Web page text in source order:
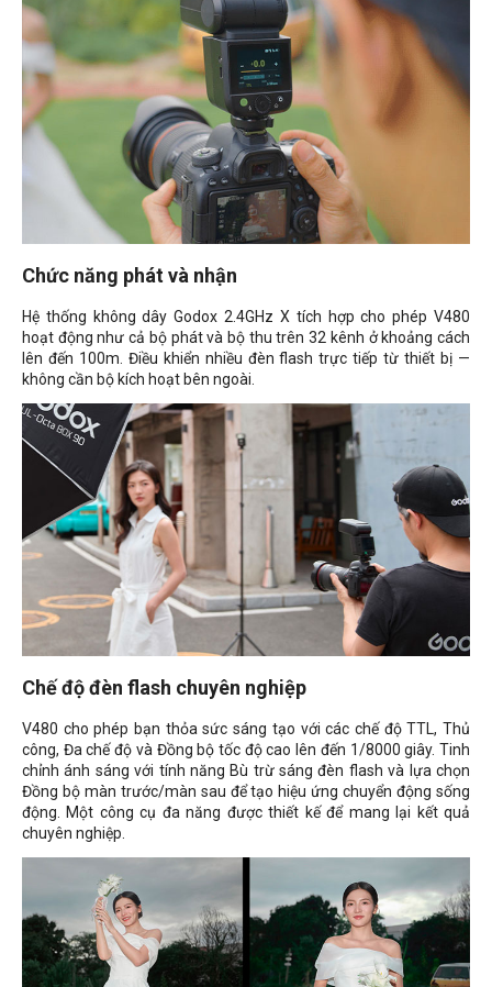
Chức năng phát và nhận
Hệ thống không dây Godox 2.4GHz X tích hợp cho phép V480
hoạt động như cả bộ phát và bộ thu trên 32 kênh ở khoảng cách
lên đến 100m. Điều khiển nhiều đèn flash trực tiếp từ thiết bị —
không cần bộ kích hoạt bên ngoài.
Chế độ đèn flash chuyên nghiệp
V480 cho phép bạn thỏa sức sáng tạo với các chế độ TTL, Thủ
công, Đa chế độ và Đồng bộ tốc độ cao lên đến 1/8000 giây. Tinh
chỉnh ánh sáng với tính năng Bù trừ sáng đèn flash và lựa chọn
Đồng bộ màn trước/màn sau để tạo hiệu ứng chuyển động sống
động. Một công cụ đa năng được thiết kế để mang lại kết quả
chuyên nghiệp.